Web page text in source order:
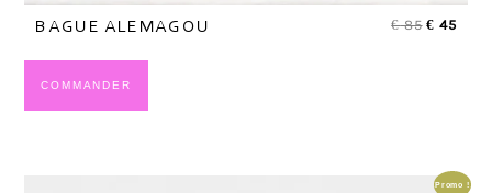
BAGUE ALEMAGOU €85 € 45
COMMANDER
Promo !